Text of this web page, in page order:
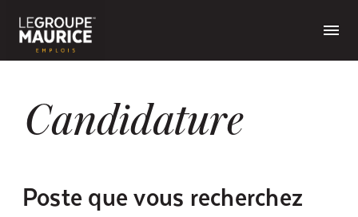
Candidature
Poste que vous recherchez